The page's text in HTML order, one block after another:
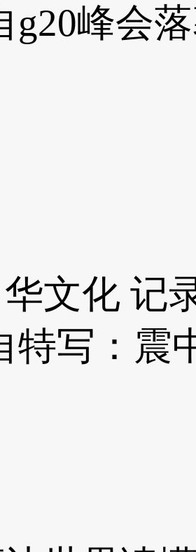
g20峰会
文化 记
特写：震